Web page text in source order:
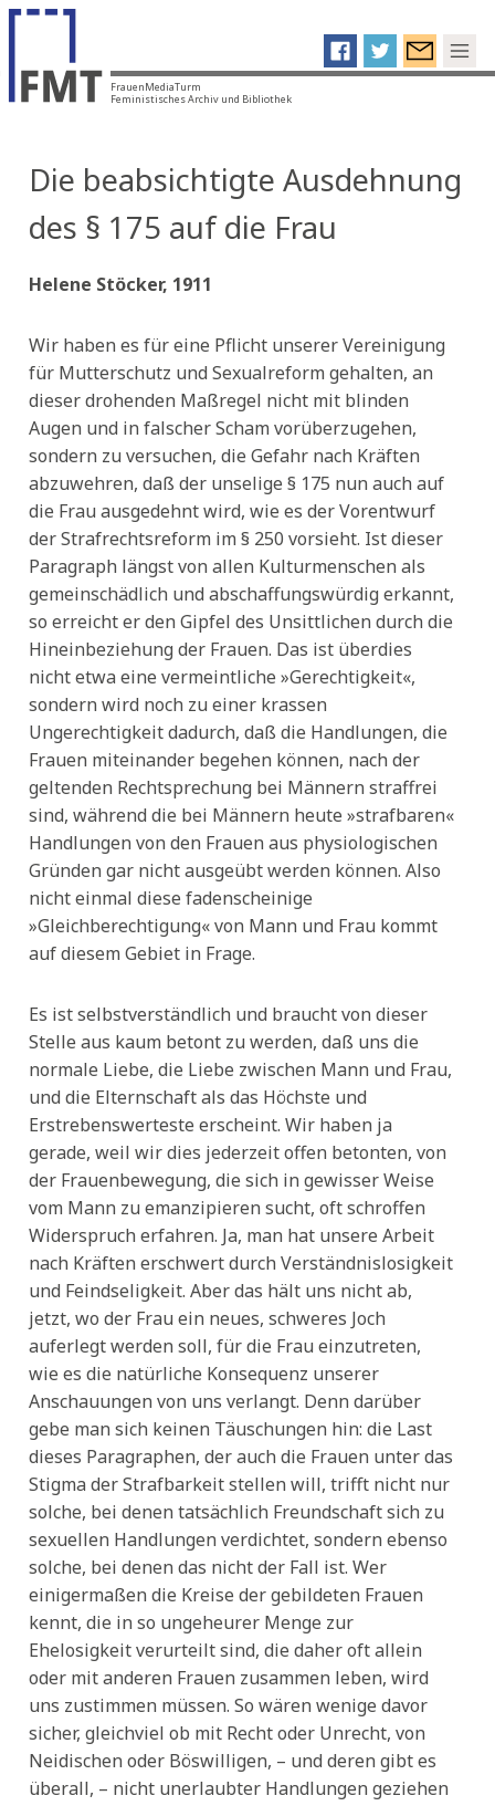
FrauenMediaTurm
Feministisches Archiv und Bibliothek
Die beabsichtigte Ausdehnung
des § 175 auf die Frau
Helene Stöcker, 1911
Wir haben es für eine Pflicht unserer Vereinigung
für Mutterschutz und Sexualreform gehalten, an
dieser drohenden Maßregel nicht mit blinden
Augen und in falscher Scham vorüberzugehen,
sondern zu versuchen, die Gefahr nach Kräften
abzuwehren, daß der unselige § 175 nun auch auf
die Frau ausgedehnt wird, wie es der Vorentwurf
der Strafrechtsreform im § 250 vorsieht. Ist dieser
Paragraph längst von allen Kulturmenschen als
gemeinschädlich und abschaffungswürdig erkannt,
so erreicht er den Gipfel des Unsittlichen durch die
Hineinbeziehung der Frauen. Das ist überdies
nicht etwa eine vermeintliche »Gerechtigkeit«,
sondern wird noch zu einer krassen
Ungerechtigkeit dadurch, daß die Handlungen, die
Frauen miteinander begehen können, nach der
geltenden Rechtsprechung bei Männern straffrei
sind, während die bei Männern heute »strafbaren«
Handlungen von den Frauen aus physiologischen
Gründen gar nicht ausgeübt werden können. Also
nicht einmal diese fadenscheinige
»Gleichberechtigung« von Mann und Frau kommt
auf diesem Gebiet in Frage.
Es ist selbstverständlich und braucht von dieser
Stelle aus kaum betont zu werden, daß uns die
normale Liebe, die Liebe zwischen Mann und Frau,
und die Elternschaft als das Höchste und
Erstrebenswerteste erscheint. Wir haben ja
gerade, weil wir dies jederzeit offen betonten, von
der Frauenbewegung, die sich in gewisser Weise
vom Mann zu emanzipieren sucht, oft schroffen
Widerspruch erfahren. Ja, man hat unsere Arbeit
nach Kräften erschwert durch Verständnislosigkeit
und Feindseligkeit. Aber das hält uns nicht ab,
jetzt, wo der Frau ein neues, schweres Joch
auferlegt werden soll, für die Frau einzutreten,
wie es die natürliche Konsequenz unserer
Anschauungen von uns verlangt. Denn darüber
gebe man sich keinen Täuschungen hin: die Last
dieses Paragraphen, der auch die Frauen unter das
Stigma der Strafbarkeit stellen will, trifft nicht nur
solche, bei denen tatsächlich Freundschaft sich zu
sexuellen Handlungen verdichtet, sondern ebenso
solche, bei denen das nicht der Fall ist. Wer
einigermaßen die Kreise der gebildeten Frauen
kennt, die in so ungeheurer Menge zur
Ehelosigkeit verurteilt sind, die daher oft allein
oder mit anderen Frauen zusammen leben, wird
uns zustimmen müssen. So wären wenige davor
sicher, gleichviel ob mit Recht oder Unrecht, von
Neidischen oder Böswilligen, – und deren gibt es
überall, – nicht unerlaubter Handlungen geziehen